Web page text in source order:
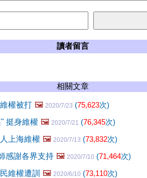
讀者留言
相關文章
權被打 🖼️ 2020/7/23 (75,623次)
挺身維權 🖼️ 2020/7/21 (76,345次)
上海維權 🖼️ 2020/7/13 (73,832次)
感謝各界支持 🖼️ 2020/7/10 (71,464次)
維權遭訓
🖼️ 2020/6/10 (73,110次)